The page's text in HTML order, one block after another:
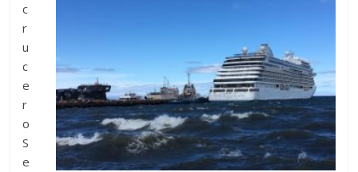
c
r
u
c
e
r
o
S
e